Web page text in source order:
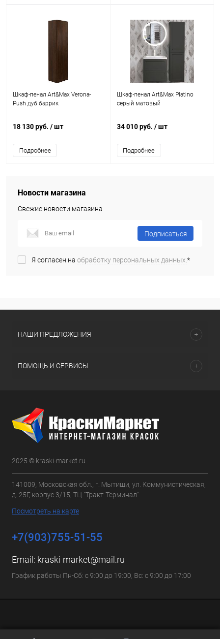
Шкаф-пенал Art&Max Verona-
Push дуб баррик
18 130 руб. / шт
Подробнее
Шкаф-пенал Art&Max Platino
серый матовый
34 010 руб. / шт
Подробнее
Новости магазина
Свежие новости магазина
Подписаться
Я согласен на обработку персональных данных.*
НАШИ ПРЕДЛОЖЕНИЯ
ПОМОЩЬ И СЕРВИСЫ
2025 © kraski-market.ru
141009, Московская обл., г. Мытищи, ул. Коммунистическая,
д. 25Г, корпус 3/15, ТЦ "Тракт-Терминал"
Посмотреть на карте
+7(903)755-51-55
Email: kraski-market@mail.ru
График работы Пн-Сб: с 9:00 до 19:00, Вс: с 9:00 до 17:00